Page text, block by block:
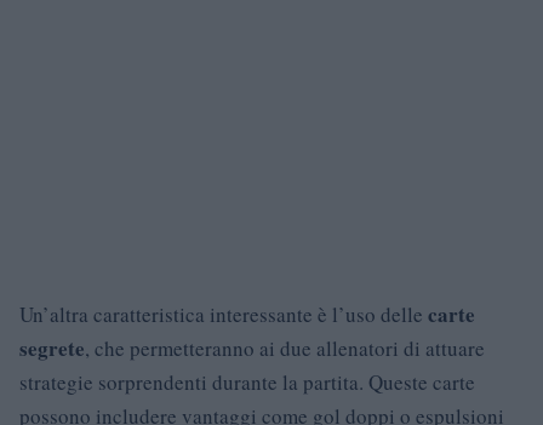
Un’altra caratteristica interessante è l’uso delle carte
segrete, che permetteranno ai due allenatori di attuare
strategie sorprendenti durante la partita. Queste carte
possono includere vantaggi come gol doppi o espulsioni